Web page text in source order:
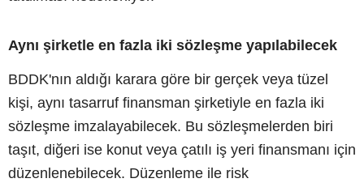
Aynı şirketle en fazla iki sözleşme yapılabilecek
BDDK'nın aldığı karara göre bir gerçek veya tüzel
kişi, aynı tasarruf finansman şirketiyle en fazla iki
sözleşme imzalayabilecek. Bu sözleşmelerden biri
taşıt, diğeri ise konut veya çatılı iş yeri finansmanı için
düzenlenebilecek. Düzenleme ile risk